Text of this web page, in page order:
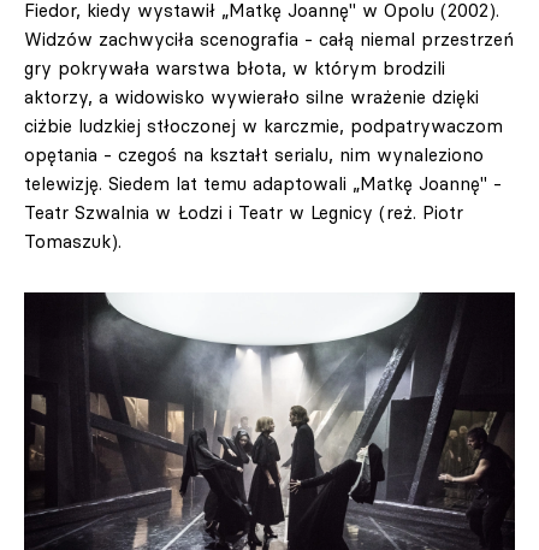
Fiedor, kiedy wystawił „Matkę Joannę" w Opolu (2002).
Widzów zachwyciła scenografia - całą niemal przestrzeń
gry pokrywała warstwa błota, w którym brodzili
aktorzy, a widowisko wywierało silne wrażenie dzięki
ciżbie ludzkiej stłoczonej w karczmie, podpatrywaczom
opętania - czegoś na kształt serialu, nim wynaleziono
telewizję. Siedem lat temu adaptowali „Matkę Joannę" -
Teatr Szwalnia w Łodzi i Teatr w Legnicy (reż. Piotr
Tomaszuk).